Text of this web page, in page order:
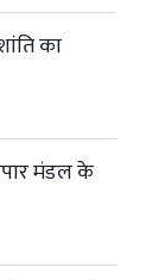
का
मंडल के